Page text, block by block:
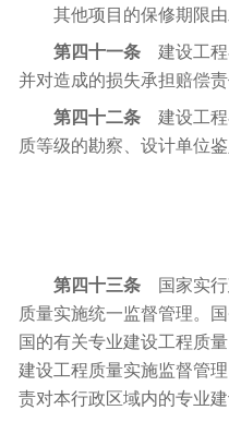
其他项目的保修期限由
第四十一条 建设工程
并对造成的损失承担赔偿
第四十二条 建设工程
质等级的勘察、设计单位
第四十三条 国家实行
质量实施统一监督管理。
国的有关专业建设工程质
建设工程质量实施监督管
责对本行政区域内的专业